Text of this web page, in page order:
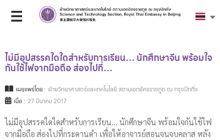
ไม่มีอุปสรรคใดใดสำหรับการเรียน… นักศึกษาจีน พร้อมใจ
กันใช้ไฟจากมือถือ ส่องไปที่…
เผยแพร่โดย : ฝ่ายวิทยาศาสตร์และเทคโนโลยี สถานเอกอัครราชทูต ณ กรุงปักกิ่ง
เมื่อ : 27 มีนาคม 2017
ไม่มีอุปสรรคใดใดสำหรับการเรียน… นักศึกษาจีน พร้อมใจกันใช้ไฟ
จากมือถือ ส่องไปที่กระดานดำ เพื่อให้อาจารย์สอนจนจบคลาส หลัง